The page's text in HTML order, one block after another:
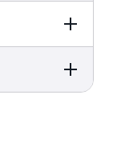
2x1900 NVMe
พื้นที่เก็บข้อมูลขอ
4x1425 NVMe
พื้นที่เก็บข้อมูลขอ
งอินสแตนซ์ (GB)